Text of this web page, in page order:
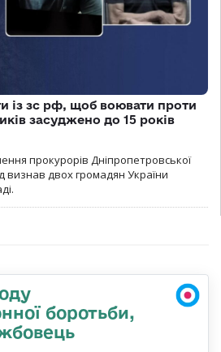
із зс рф, щоб воювати проти
засуджено до 15 років
прокурорів Дніпропетровської
визнав двох громадян України
боротьби,